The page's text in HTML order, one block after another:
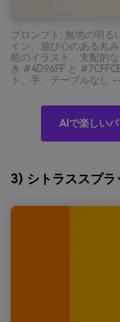
プロンプト: 無地の明る
イン、遊び心のある丸
船のイラスト、支配的
き #4D96FF と
ト、手、テーブルなし
AIで楽しい
3) シトラススプラ